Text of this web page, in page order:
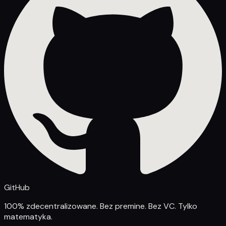
GitHub
100% zdecentralizowane. Bez premine. Bez VC. Tylko
matematyka.